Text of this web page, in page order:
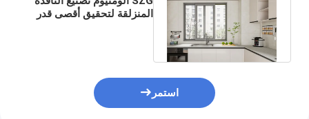
المنزلقة لتحقيق أقصى قدر
استمر